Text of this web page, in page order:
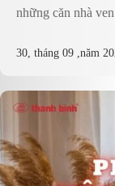
những căn nhà
kiến trúc này
30, tháng 09 ,năm